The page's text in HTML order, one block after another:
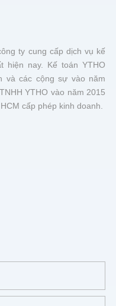
ty cung cấp dịch vụ kế
hiện nay. Kế toán YTHO
và các cộng sự vào năm
YTHO vào năm 2015
cấp phép kinh doanh.